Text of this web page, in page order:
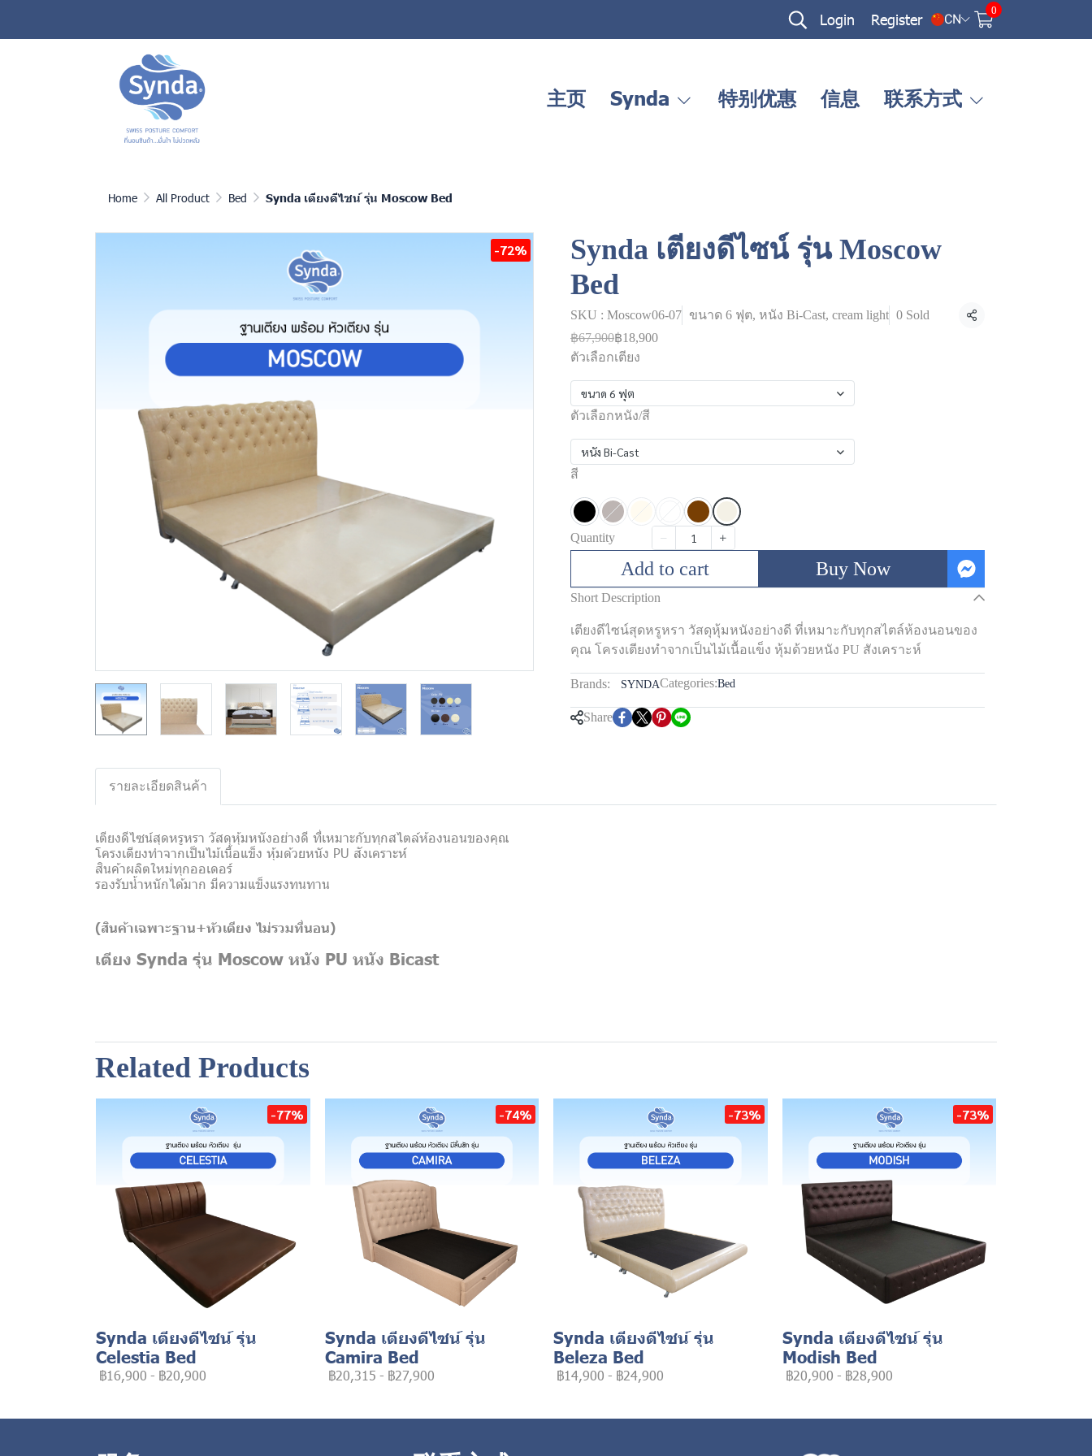
Login Register CN
0
主页 Synda 特别优惠 信息 联系方式
Home All Product Bed Synda เตียงดีไซน์ รุ่น Moscow Bed
-72%
Synda เตียงดีไซน์ รุ่น Moscow
Bed
SKU : Moscow06-07 ขนาด 6 ฟุต, หนัง Bi-Cast, cream light 0 Sold Share
฿67,900฿18,900
ตัวเลือกเตียง
ขนาด 6 ฟุต
ตัวเลือกหนัง/สี
หนัง Bi-Cast
สี
Quantity
Add to cart Buy Now
Short Description
เตียงดีไซน์สุดหรูหรา วัสดุหุ้มหนังอย่างดี ที่เหมาะกับทุกสไตล์ห้องนอนของ
คุณ โครงเตียงทำจากเป็นไม้เนื้อแข็ง หุ้มด้วยหนัง PU สังเคราะห์
Brands: SYNDACategories:Bed
Share
รายละเอียดสินค้า
เตียงดีไซน์สุดหรูหรา วัสดุหุ้มหนังอย่างดี ที่เหมาะกับทุกสไตล์ห้องนอนของคุณ
โครงเตียงทำจากเป็นไม้เนื้อแข็ง หุ้มด้วยหนัง PU สังเคราะห์
สินค้าผลิตใหม่ทุกออเดอร์
รองรับน้ำหนักได้มาก มีความแข็งแรงทนทาน
(สินค้าเฉพาะฐาน+หัวเตียง ไม่รวมที่นอน)
เตียง Synda รุ่น Moscow หนัง PU หนัง Bicast
Related Products
-77%
Synda เตียงดีไซน์ รุ่น
Celestia Bed
฿16,900 - ฿20,900
-74%
Synda เตียงดีไซน์ รุ่น
Camira Bed
฿20,315 - ฿27,900
-73%
Synda เตียงดีไซน์ รุ่น
Beleza Bed
฿14,900 - ฿24,900
-73%
Synda เตียงดีไซน์ รุ่น
Modish Bed
฿20,900 - ฿28,900